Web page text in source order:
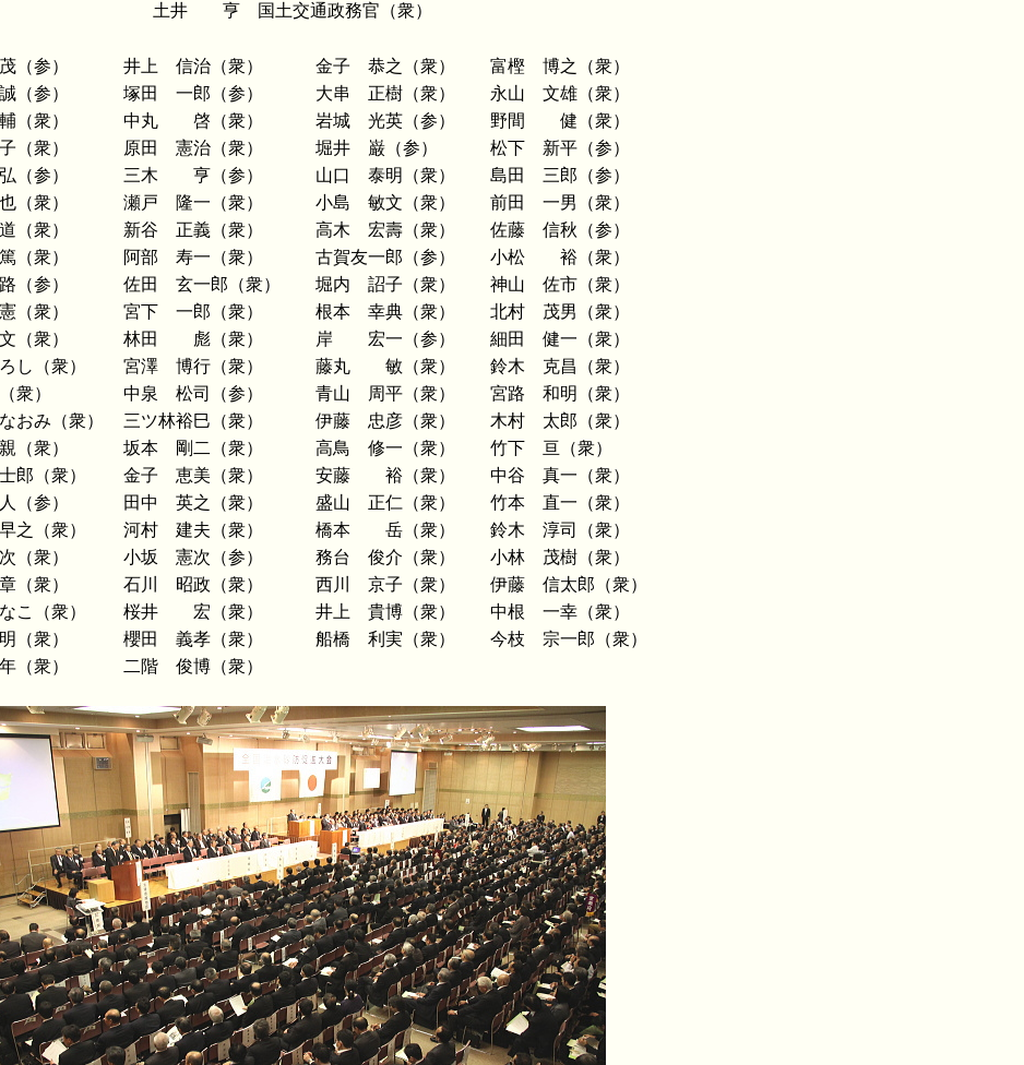
土井 亨 国土交通政務官（衆）
参） 井上 信治（衆） 金子 恭之（衆）
富樫 博之（衆）
参）
塚田 一郎（参） 大串 正樹（衆）
永山 文雄（衆）
（衆）
中丸 啓（衆） 岩城 光英（参）
野間 健（衆）
（衆）
原田 憲治（衆） 堀井 巌（参）
松下 新平（参）
（参）
三木 亨（参） 山口 泰明（衆）
島田 三郎（参）
（衆）
瀬戸 隆一（衆） 小島 敏文（衆）
前田 一男（衆）
（衆）
新谷 正義（衆） 高木 宏壽（衆）
佐藤 信秋（参）
衆）
阿部 寿一（衆） 古賀友一郎（参）
小松 裕（衆）
（参）
佐田 玄一郎（衆） 堀内 詔子（衆）
神山 佐市（衆）
（衆）
宮下 一郎（衆） 根本 幸典（衆）
北村 茂男（衆）
衆）
林田 彪（衆） 岸 宏一（参）
細田 健一（衆）
し（衆）
宮澤 博行（衆） 藤丸 敏（衆）
鈴木 克昌（衆）
衆）
中泉 松司（参） 青山 周平（衆）
宮路 和明（衆）
おみ（衆）
三ツ林裕巳（衆） 伊藤 忠彦（衆）
木村 太郎（衆）
（衆）
坂本 剛二（衆） 高鳥 修一（衆）
竹下 亘（衆）
郎（衆）
金子 恵美（衆） 安藤 裕（衆）
中谷 真一（衆）
（参）
田中 英之（衆） 盛山 正仁（衆）
竹本 直一（衆）
之（衆）
河村 建夫（衆） 橋本 岳（衆）
鈴木 淳司（衆）
（衆）
小坂 憲次（参） 務台 俊介（衆）
小林 茂樹（衆）
衆）
石川 昭政（衆） 西川 京子（衆）
伊藤 信太郎（衆）
こ（衆）
桜井 宏（衆） 井上 貴博（衆）
中根 一幸（衆）
（衆）
櫻田 義孝（衆） 船橋 利実（衆）
今枝 宗一郎（衆）
（衆）
二階 俊博（衆）